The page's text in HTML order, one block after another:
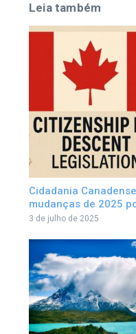
Leia também
Cidadania
mudanças de 2025
3 de julho de 2025